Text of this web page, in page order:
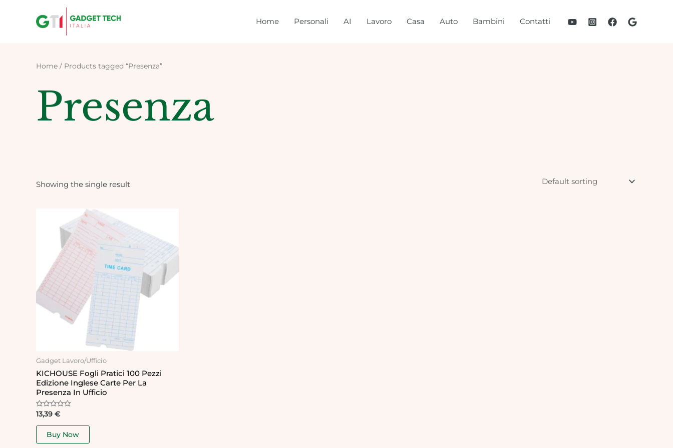
Home Personali AI Lavoro Casa Auto Bambini Contatti
Home / Products tagged “Presenza”
Presenza
Showing the single result
Gadget Lavoro/Ufficio
KICHOUSE Fogli Pratici 100 Pezzi
Edizione Inglese Carte Per La
Presenza In Ufficio
Rated
out
13,39 €
Buy Now